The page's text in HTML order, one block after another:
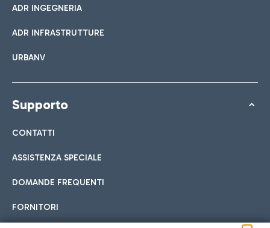
ADR INGEGNERIA
ADR INFRASTRUTTURE
URBANV
Supporto
CONTATTI
ASSISTENZA SPECIALE
DOMANDE FREQUENTI
FORNITORI